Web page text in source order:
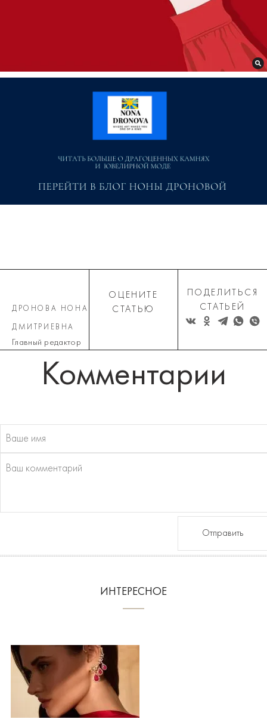
ДРОНОВА НОНА
ДМИТРИЕВНА
Главный редактор
ОЦЕНИТЕ
СТАТЬЮ
ПОДЕЛИТЬСЯ
СТАТЬЕЙ
Комментарии
Отправить
ИНТЕРЕСНОЕ